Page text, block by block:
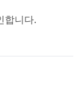
합니다.